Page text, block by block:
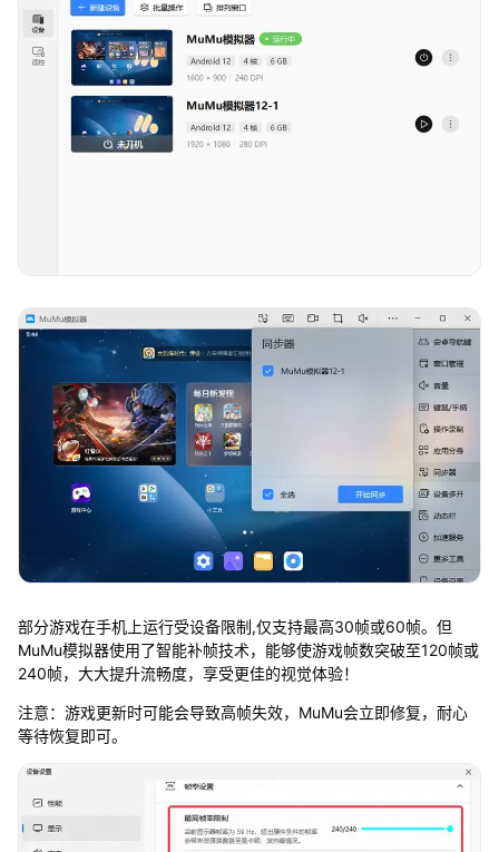
部分游戏在手机上运行受设备限制,仅支持最高30帧或60帧。但
MuMu模拟器使用了智能补帧技术，能够使游戏帧数突破至120帧或
240帧，大大提升流畅度，享受更佳的视觉体验！
注意：游戏更新时可能会导致高帧失效，MuMu会立即修复，耐心
等待恢复即可。